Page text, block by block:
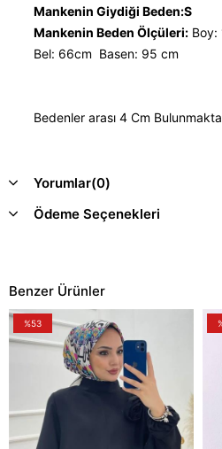
Mankenin Giydiği Beden:S
Mankenin Beden Ölçüleri: Boy:
Bel: 66cm Basen: 95 cm
Bedenler arası 4 Cm
Yorumlar(0)
Ödeme Seçenekleri
Benzer Ürünler
%53